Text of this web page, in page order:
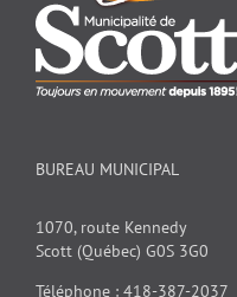
BUREAU MUNICIPAL
1070, route Kennedy
Scott (Québec) G0S 3G0
Téléphone : 418-387-2037